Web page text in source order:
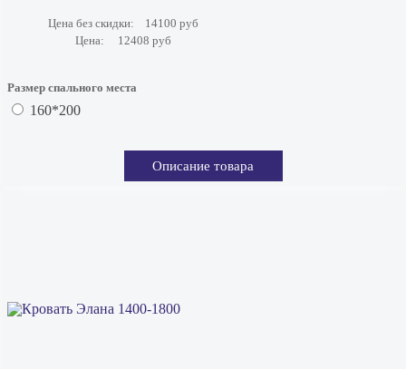
Цена без скидки:
14100 руб
Цена:
12408 руб
Размер спального места
160*200
Описание товара